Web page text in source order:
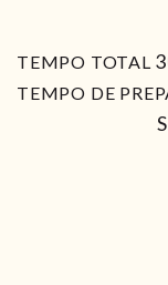
TEMPO TOTAL
TEMPO DE